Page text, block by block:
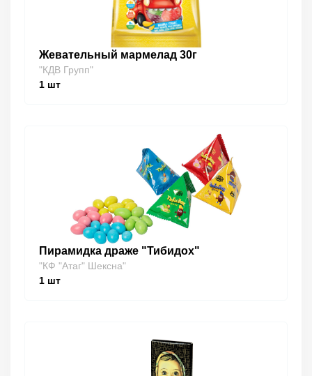
Жевательный мармелад 30г
"КДВ Групп"
1 шт
Пирамидка драже "Тибидох"
"КФ "Атаг" Шексна"
1 шт